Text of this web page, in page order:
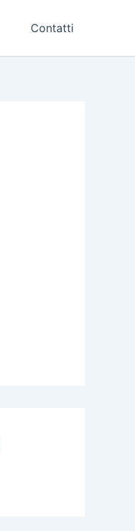
Contatti